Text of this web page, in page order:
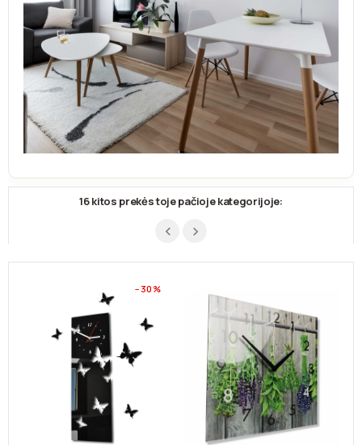
16 kitos prekės toje pačioje kategorijoje:
−30%